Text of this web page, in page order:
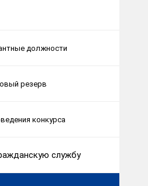
должности
резерв
конкурса
службу